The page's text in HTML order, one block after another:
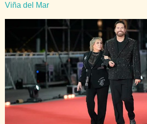
Viña del Mar